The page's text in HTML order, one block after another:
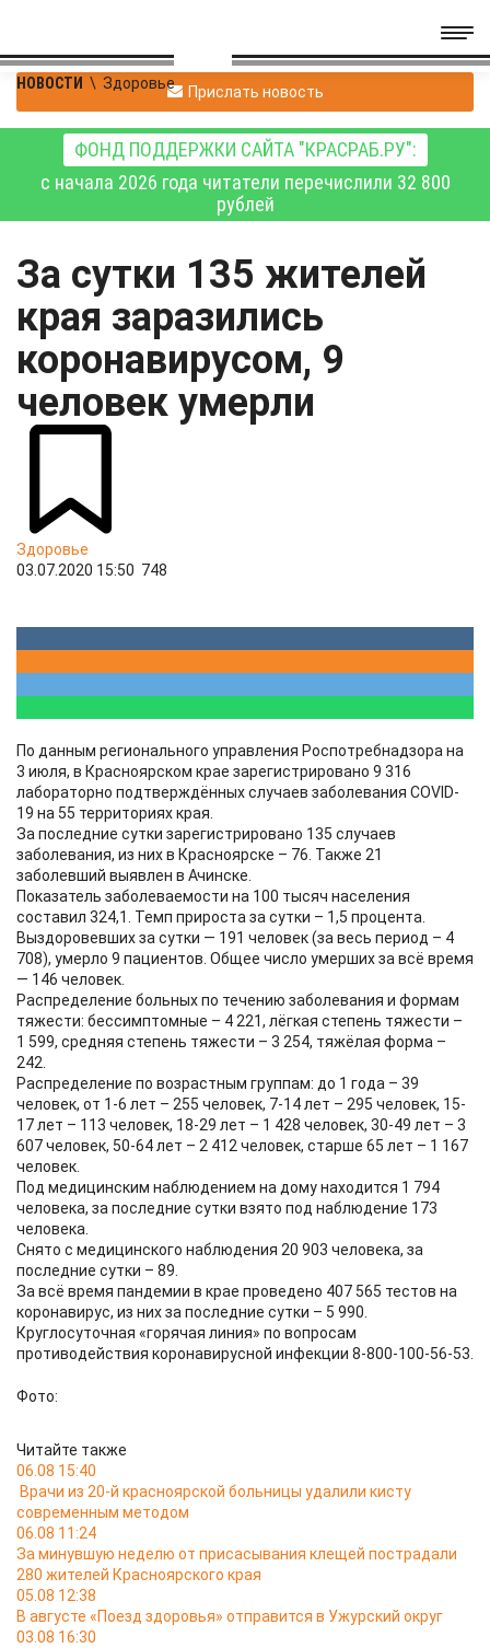
НОВОСТИ \ Здоровье Прислать новость
ФОНД ПОДДЕРЖКИ САЙТА "КРАСРАБ.РУ":
с начала 2026 года читатели перечислили 32 800
рублей
За сутки 135 жителей
края заразились
коронавирусом, 9
человек умерли
Здоровье
03.07.2020 15:50 748
По данным регионального управления Роспотребнадзора на
3 июля, в Красноярском крае зарегистрировано 9 316
лабораторно подтверждённых случаев заболевания COVID-
19 на 55 территориях края.
За последние сутки зарегистрировано 135 случаев
заболевания, из них в Красноярске – 76. Также 21
заболевший выявлен в Ачинске.
Показатель заболеваемости на 100 тысяч населения
составил 324,1. Темп прироста за сутки – 1,5 процента.
Выздоровевших за сутки — 191 человек (за весь период – 4
708), умерло 9 пациентов. Общее число умерших за всё время
— 146 человек.
Распределение больных по течению заболевания и формам
тяжести: бессимптомные – 4 221, лёгкая степень тяжести –
1 599, средняя степень тяжести – 3 254, тяжёлая форма –
242.
Распределение по возрастным группам: до 1 года – 39
человек, от 1-6 лет – 255 человек, 7-14 лет – 295 человек, 15-
17 лет – 113 человек, 18-29 лет – 1 428 человек, 30-49 лет – 3
607 человек, 50-64 лет – 2 412 человек, старше 65 лет – 1 167
человек.
Под медицинским наблюдением на дому находится 1 794
человека, за последние сутки взято под наблюдение 173
человека.
Снято с медицинского наблюдения 20 903 человека, за
последние сутки – 89.
За всё время пандемии в крае проведено 407 565 тестов на
коронавирус, из них за последние сутки – 5 990.
Круглосуточная «горячая линия» по вопросам
противодействия коронавирусной инфекции 8-800-100-56-53.
Фото:
Читайте также
06.08 15:40
Врачи из 20-й красноярской больницы удалили кисту
современным методом
06.08 11:24
За минувшую неделю от присасывания клещей пострадали
280 жителей Красноярского края
05.08 12:38
В августе «Поезд здоровья» отправится в Ужурский округ
03.08 16:30